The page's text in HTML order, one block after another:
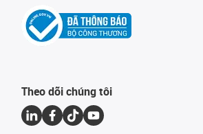
Theo dõi chúng tôi